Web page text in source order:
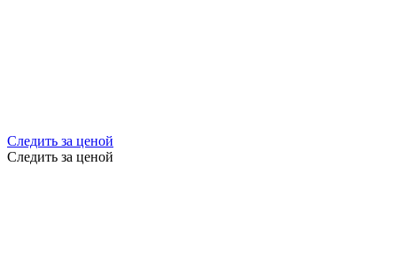
Следить за ценой
Следить за ценой